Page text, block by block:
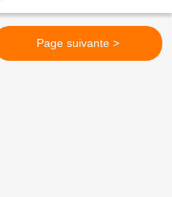
Page suivante >